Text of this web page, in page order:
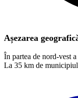
Așezarea
În partea de nord-vest
La 35 km de